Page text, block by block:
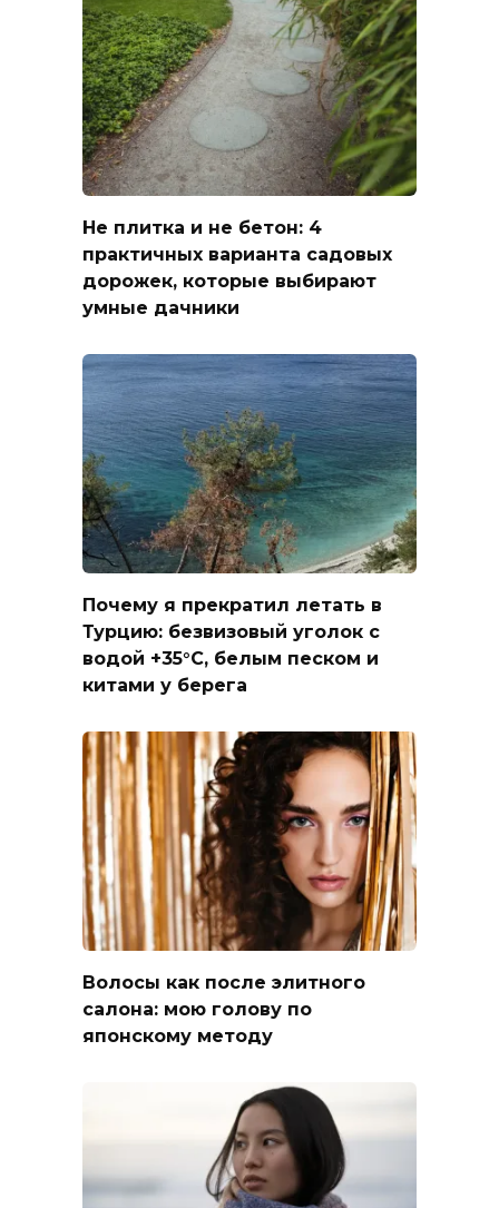
Не плитка и не бетон: 4
практичных варианта садовых
дорожек, которые выбирают
умные дачники
Почему я прекратил летать в
Турцию: безвизовый уголок с
водой +35°C, белым песком и
китами у берега
Волосы как после элитного
салона: мою голову по
японскому методу